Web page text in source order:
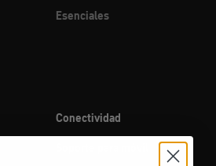
Esenciales
Conectividad